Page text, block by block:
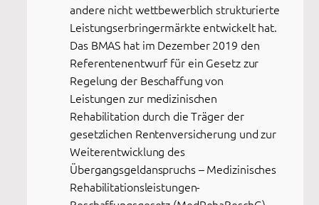
andere nicht wettbewerblich strukturierte
Leistungserbringermärkte entwickelt hat.
Das BMAS hat im Dezember 2019 den
Referentenentwurf für ein Gesetz zur
Regelung der Beschaffung von
Leistungen zur medizinischen
Rehabilitation durch die Träger der
gesetzlichen Rentenversicherung und zur
Weiterentwicklung des
Übergangsgeldanspruchs – Medizinisches
Rehabilitationsleistungen-